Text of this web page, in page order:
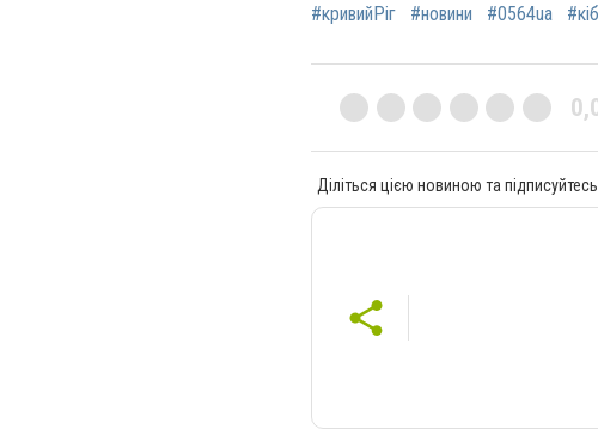
#кривийРіг #новини #0564ua
Діліться цією новиною та